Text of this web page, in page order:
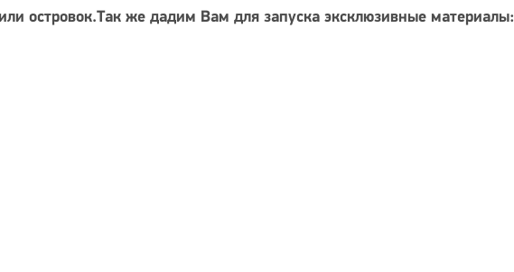
островок.Так же дадим Вам для запуска эксклюзивные материалы: